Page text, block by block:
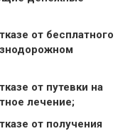
от бесплатного
от путевки на
лечение;
от получения